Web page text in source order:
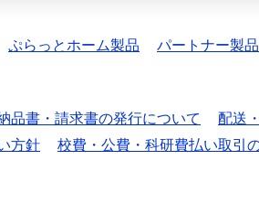
ぷらっとホーム製品 パートナー製品
品書・請求書の発行について 配送
方針 校費・公費・科研費払い取引